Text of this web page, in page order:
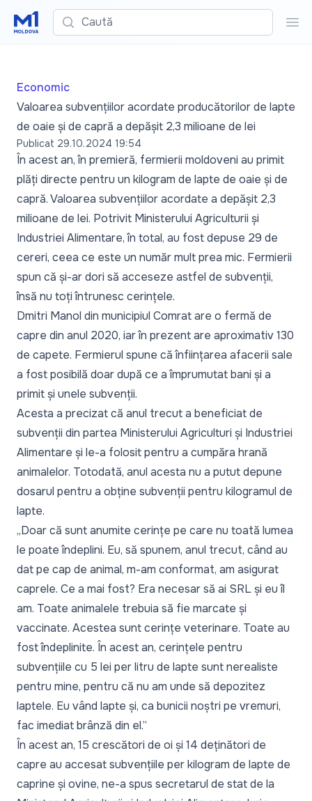
Caută
Economic
Valoarea subvențiilor acordate producătorilor de lapte
de oaie și de capră a depășit 2,3 milioane de lei
Publicat 29.10.2024 19:54
În acest an, în premieră, fermierii moldoveni au primit
plăți directe pentru un kilogram de lapte de oaie și de
capră. Valoarea subvențiilor acordate a depășit 2,3
milioane de lei. Potrivit Ministerului Agriculturii și
Industriei Alimentare, în total, au fost depuse 29 de
cereri, ceea ce este un număr mult prea mic. Fermierii
spun că și-ar dori să acceseze astfel de subvenții,
însă nu toți întrunesc cerințele.
Dmitri Manol din municipiul Comrat are o fermă de
capre din anul 2020, iar în prezent are aproximativ 130
de capete. Fermierul spune că înființarea afacerii sale
a fost posibilă doar după ce a împrumutat bani și a
primit și unele subvenții.
Acesta a precizat că anul trecut a beneficiat de
subvenții din partea Ministerului Agriculturi și Industriei
Alimentare și le-a folosit pentru a cumpăra hrană
animalelor. Totodată, anul acesta nu a putut depune
dosarul pentru a obține subvenții pentru kilogramul de
lapte.
„Doar că sunt anumite cerințe pe care nu toată lumea
le poate îndeplini. Eu, să spunem, anul trecut, când au
dat pe cap de animal, m-am conformat, am asigurat
caprele. Ce a mai fost? Era necesar să ai SRL și eu îl
am. Toate animalele trebuia să fie marcate și
vaccinate. Acestea sunt cerințe veterinare. Toate au
fost îndeplinite. În acest an, cerințele pentru
subvențiile cu 5 lei per litru de lapte sunt nerealiste
pentru mine, pentru că nu am unde să depozitez
laptele. Eu vând lapte și, ca bunicii noștri pe vremuri,
fac imediat brânză din el.”
În acest an, 15 crescători de oi și 14 deținători de
capre au accesat subvențiile per kilogram de lapte de
caprine și ovine, ne-a spus secretarul de stat de la